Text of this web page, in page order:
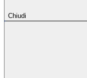
Chiudi